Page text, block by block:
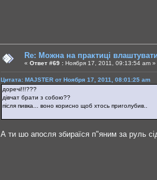
Re: Можна на практиці
« Ответ #69 : Ноября 17, 2011, 09:13:54 am »
Цитата: MAJSTER от Ноября 17, 2011, 08:01:25 am
доречі!!!???
дівчат брати з собою??
після пивка... воно корисно щоб хтось приголубив..
А ти шо апосля збираїся п"яним за руль